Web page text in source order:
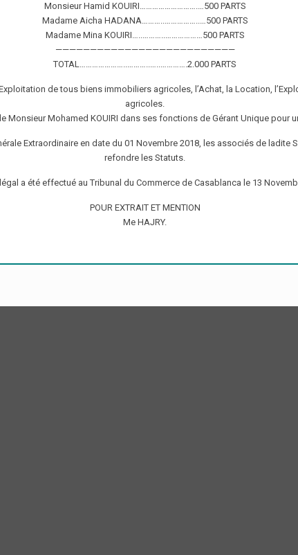
Monsieur Hamid KOUIRI……………………….…500 PARTS
Madame Aicha HADANA………..……………..…500 PARTS
Madame Mina KOUIRI…..………..………………500 PARTS
——————————————————————————
TOTAL…………………..………..…..………….2.000 PARTS
de tous biens immobiliers agricoles, l’Achat, la Location,
agricoles.
Monsieur Mohamed KOUIRI dans ses fonctions de Gérant Unique pour
Extraordinaire en date du 01 Novembre 2018, les associés de
refondre les Statuts.
a été effectué au Tribunal du Commerce de Casablanca le 13
POUR EXTRAIT ET MENTION
Me HAJRY.